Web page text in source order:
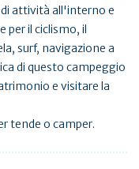
attività all'interno e
per il ciclismo, il
surf, navigazione a
di questo campeggio
e visitare la
tende o camper.